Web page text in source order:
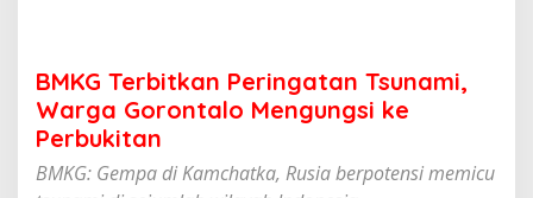
i
,
W
r
g
BMKG Terbitkan Peringatan Tsunami,
Warga Gorontalo Mengungsi ke
Perbukitan
BMKG: Gempa di Kamchatka, Rusia berpotensi memicu